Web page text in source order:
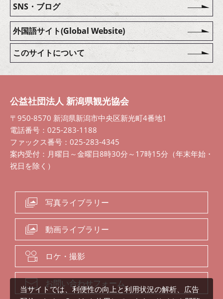
SNS・ブログ
外国語サイト(Global Website)
このサイトについて
公益社団法人 新潟県観光協会
〒950-8570 新潟県新潟市中央区新光町4番地1
電話番号：025-283-1188
ファックス番号：025-283-4345
案内受付：月曜日～金曜日8時30分～17時15分（年末年始・
祝日を除く）
写真ライブラリー
動画ライブラリー
ロケ・撮影
お問い合わせフォーム
当サイトでは、利便性の向上と利用状況の解析、広告